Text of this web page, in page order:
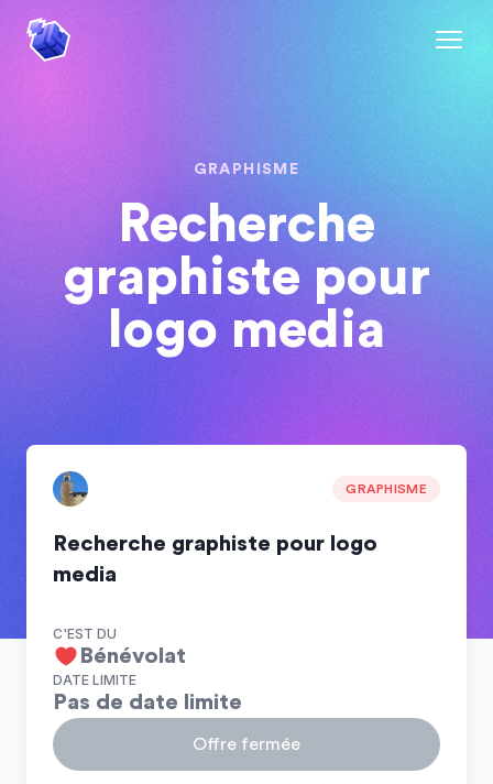
GRAPHISME
Recherche
graphiste pour
logo media
GRAPHISME
Recherche graphiste pour logo
media
C'EST DU
Bénévolat
DATE LIMITE
Pas de date limite
Offre fermée